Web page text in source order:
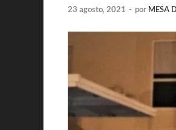
23 agosto, 2021 - por MESA